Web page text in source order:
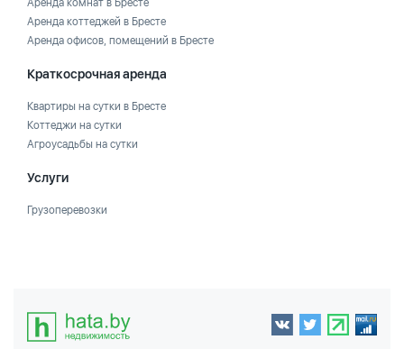
Аренда комнат в Бресте
Аренда коттеджей в Бресте
Аренда офисов, помещений в Бресте
Краткосрочная аренда
Квартиры на сутки в Бресте
Коттеджи на сутки
Агроусадьбы на сутки
Услуги
Грузоперевозки